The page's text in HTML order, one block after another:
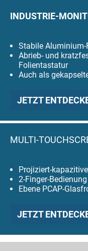
INDUSTRIE-
Stabile
Abrieb- und
Folientastatur
Auch als
JETZT
MULTI-
Projiziert-
2-Finger-Bedienung
Ebene PCAP-
JETZT